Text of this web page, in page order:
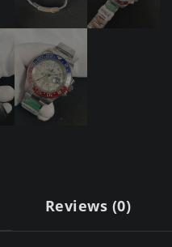
Reviews (0)